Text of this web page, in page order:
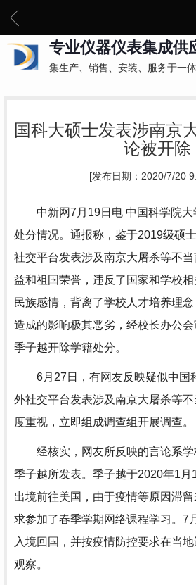
专业仪器仪表集成供
集生产、销售、安装、服务于一体
国科大硕士发表涉南京
论被开除
[发布日期：2020/7/20
中新网7月19日电 中国科学院大
处分情况。通报称，鉴于2019级硕
社交平台发表涉及南京大屠杀等不
益和祖国荣誉，违反了国家和学校
民族感情，背离了学校人才培养理念
造成的影响极其恶劣，经校长办公
季子越开除学籍处分。
6月27日，有网友反映疑似中国
外社交平台发表涉及南京大屠杀等
度重视，立即组成调查组开展调查。
经核实，网友所反映的言论系学
季子越所发表。季子越于2020年1月
出境前往美国，由于疫情等原因滞
求参加了春季学期网络课程学习。7
入境回国，并按疫情防控要求在当
观察。